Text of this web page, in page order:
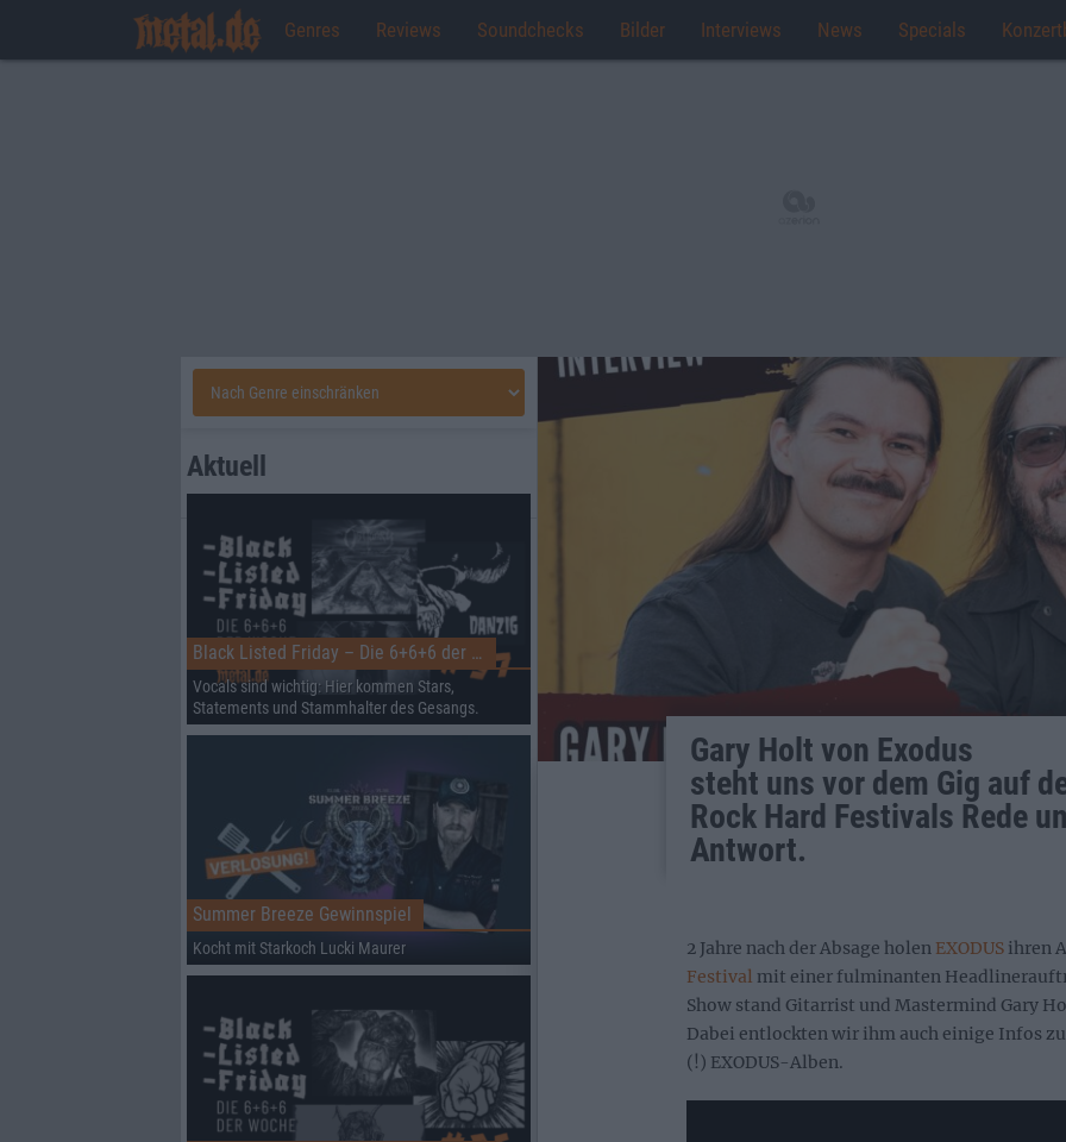
Genres Reviews Soundchecks Bilder Interviews News Specials
Gary Holt von Exodus
steht uns vor dem Gig auf
Rock Hard Festivals Rede
Antwort.
2 Jahre nach der Absage holen EXODUS ihren
Festival mit einer fulminanten
Show stand Gitarrist und Mastermind Gary
Dabei entlockten wir ihm auch einige Infos
(!) EXODUS-Alben.
Aktuell
Black Listed Friday – Die 6+6+6 der Woche
Vocals sind wichtig: Hier kommen Stars,
Statements und Stammhalter des Gesangs.
Summer Breeze Gewinnspiel
Kocht mit Starkoch Lucki Maurer